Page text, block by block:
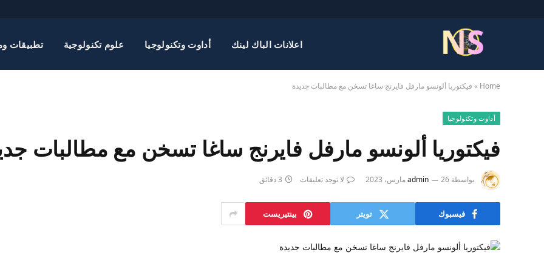
اعلانات الباك لينك أداوت وتكنولوجيا علوم تكنولوجية تطبيقات
Home
» فيكتوريا ألونسو مارفل فايرنج ساغا تسخن مع مطالبات جديدة
أداوت وتكنولوجيا
فيكتوريا ألونسو مارفل فايرنج ساغا تسخن مع مطالبات
بواسطة admin 26 مارس، 2023 لا توجد تعليقات 3 دقائق
فيسبوك تويتر بينتيريست